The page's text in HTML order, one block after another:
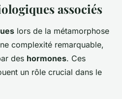
associés
lors de la métamorphose
complexité remarquable,
des hormones. Ces
un rôle crucial dans le